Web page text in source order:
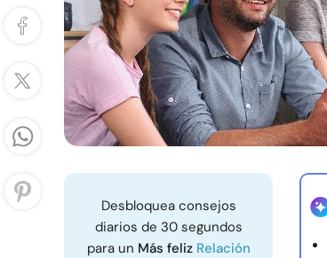
Desbloquea consejos
diarios de 30 segundos
para un Más feliz Relación